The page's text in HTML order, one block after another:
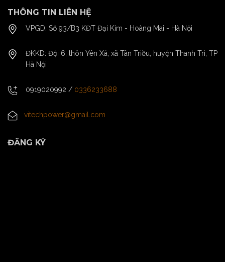
THÔNG TIN LIÊN HỆ
VPGD: Số 93/B3 KĐT Đại Kim - Hoàng Mai - Hà Nội
ĐKKD: Đội 6, thôn Yên Xá, xã Tân Triều, huyện Thanh Trì, TP
Hà Nội
0919020992 / 0336233688
vitechpower@gmail.com
ĐĂNG KÝ